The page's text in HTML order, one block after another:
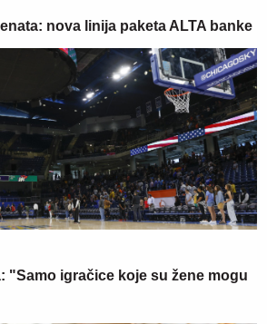
nova linija paketa ALTA banke
"Samo igračice koje su žene mogu